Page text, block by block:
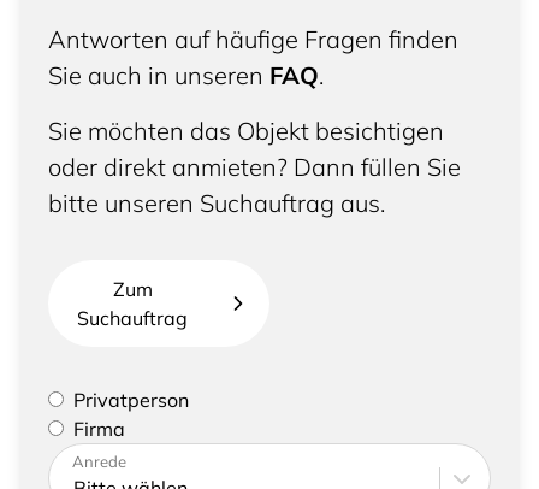
Antworten auf häufige Fragen finden
Sie auch in unseren FAQ.
Sie möchten das Objekt besichtigen
oder direkt anmieten? Dann füllen Sie
bitte unseren Suchauftrag aus.
Zum
Suchauftrag
Bitte geben Sie an, ob Sie eine Privatperson sind
oder eine Firma vertreten
Privatperson
Firma
Bitte tragen Sie Ihre Adresse sowie
Anrede